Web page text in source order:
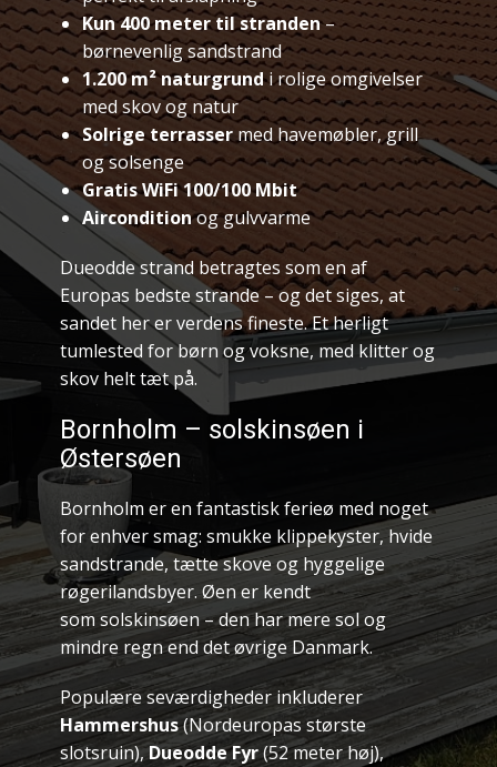
Kun 400 meter til stranden–
børnevenlig sandstrand
1.200 m² naturgrundi rolige omgivelser
med skov og natur
Solrige terrassermed havemøbler, grill
og solsenge
Gratis WiFi 100/100 Mbit
Airconditionog gulvvarme
Dueodde strand betragtes som en af
Europas bedste strande – og det siges, at
sandet her er verdens fineste. Et herligt
tumlested for børn og voksne, med klitter og
skov helt tæt på.
Bornholm – solskinsøen i
Østersøen
Bornholm er en fantastisk ferieø med noget
for enhver smag: smukke klippekyster, hvide
sandstrande, tætte skove og hyggelige
røgerilandsbyer. Øen er kendt
som solskinsøen – den har mere sol og
mindre regn end det øvrige Danmark.
Populære seværdigheder inkluderer
Hammershus(Nordeuropas største
slotsruin),Dueodde Fyr(52 meter høj),